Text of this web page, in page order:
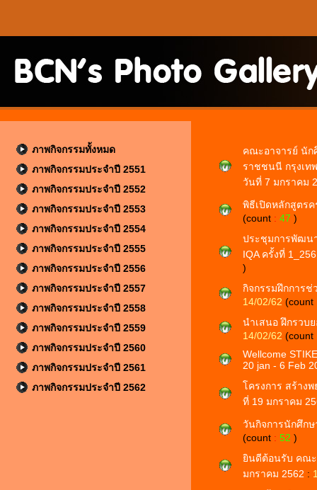
ภาพกิจกรรมทั้งหมด
ภาพกิจกรรมประจำปี 2551
ภาพกิจกรรมประจำปี 2552
ภาพกิจกรรมประจำปี 2553
ภาพกิจกรรมประจำปี 2554
ภาพกิจกรรมประจำปี 2555
ภาพกิจกรรมประจำปี 2556
ภาพกิจกรรมประจำปี 2557
ภาพกิจกรรมประจำปี 2558
ภาพกิจกรรมประจำปี 2559
ภาพกิจกรรมประจำปี 2560
ภาพกิจกรรมประจำปี 2561
ภาพกิจกรรมประจำปี 2562
คณะอาจารย์ นัก
ราชชนนี กรุงเท
วันที่ 7 มกราคม
พิธีเปิดหลักสูตร
(count : 47 )
ประชุมการพัฒน
IQA ครั้งที่
)
กิจกรรมฝึกการ
14/02/62 (count
นำเสนอ ฝึกรวบ
14/02/62 (count
Wellcome
20 jan - 6 Feb
โครงการ สร้าง
ที่ 19 มกราคม
วันกิจการนักศึก
(count : 52 )
ยินดีต้อนรับ คณะ
มกราคม 2562 :